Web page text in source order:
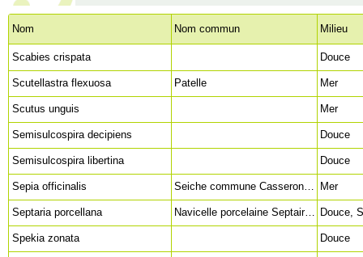
Nom Nom commun Milieu
Scabies crispata Douce
Scutellastra flexuosa Patelle Mer
Scutus unguis Mer
Semisulcospira decipiens Douce
Semisulcospira libertina Douce
Sepia officinalis Seiche commune Casseron Chakod Chibia Chubei Margade Supia Mer
Septaria porcellana Navicelle porcelaine Septaire porcelaine Abalone snail (en) Marbled limpet nerite snail (en)
Spekia zonata Douce